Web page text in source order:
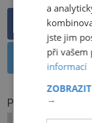
PŘEDCHOZÍ
a
jste jim
při vašem
informací
→